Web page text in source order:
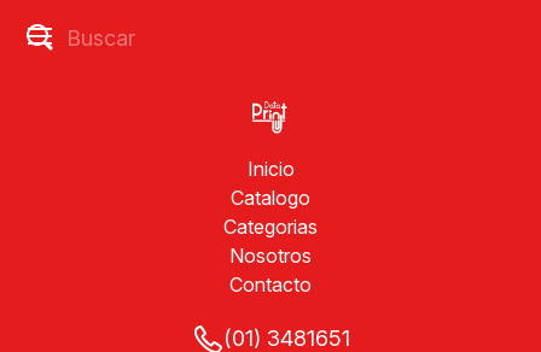
Inicio
Catalogo
Categorias
Nosotros
Contacto
(01) 3481651